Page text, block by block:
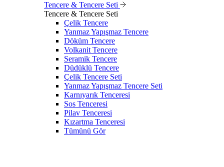
Tencere & Tencere Seti
Tencere & Tencere Seti
Çelik Tencere
Yanmaz Yapışmaz Tencere
Döküm Tencere
Volkanit Tencere
Seramik Tencere
Düdüklü Tencere
Çelik Tencere Seti
Yanmaz Yapışmaz Tencere Seti
Karnıyarık Tenceresi
Sos Tenceresi
Pilav Tenceresi
Kızartma Tenceresi
Tümünü Gör